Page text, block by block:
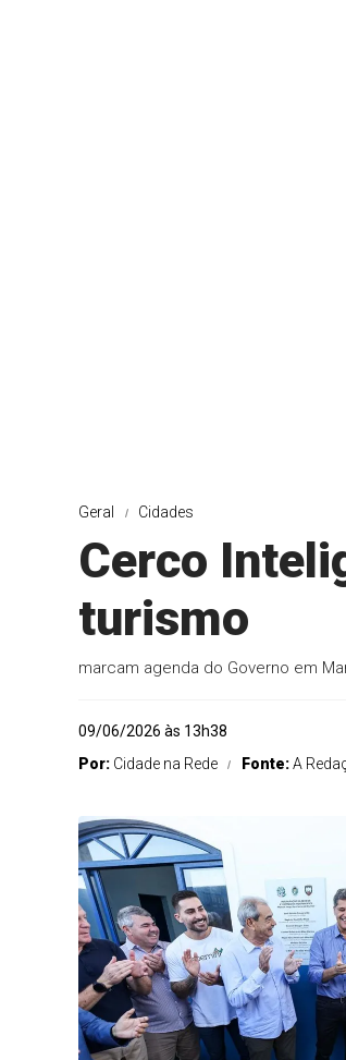
Geral Cidades
Cerco
turismo
marcam agenda do Governo em
09/06/2026 às 13h38
Por: Cidade na Rede Fonte:A